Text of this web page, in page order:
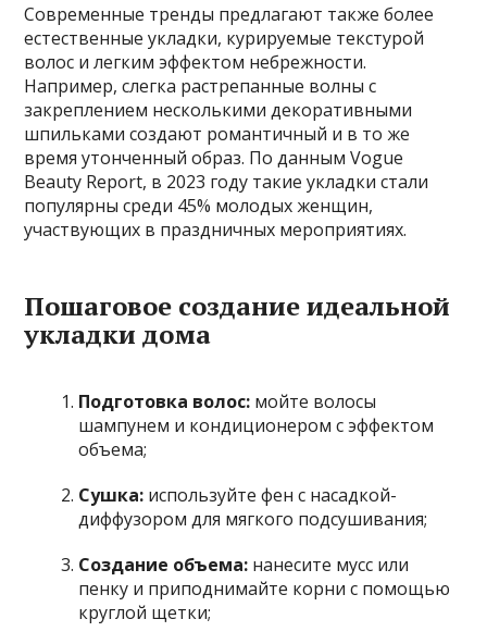
Современные тренды предлагают также более
естественные укладки, курируемые текстурой
волос и легким эффектом небрежности.
Например, слегка растрепанные волны с
закреплением несколькими декоративными
шпильками создают романтичный и в то же
время утонченный образ. По данным Vogue
Beauty Report, в 2023 году такие укладки стали
популярны среди 45% молодых женщин,
участвующих в праздничных мероприятиях.
Пошаговое создание идеальной
укладки дома
Подготовка волос: мойте волосы
шампунем и кондиционером с эффектом
объема;
Сушка: используйте фен с насадкой-
диффузором для мягкого подсушивания;
Создание объема: нанесите мусс или
пенку и приподнимайте корни с помощью
круглой щетки;